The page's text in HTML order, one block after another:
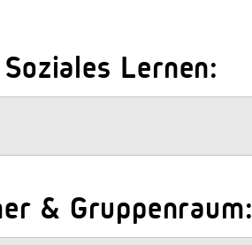
Lernen:
& Gruppenraum: